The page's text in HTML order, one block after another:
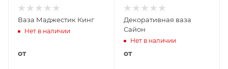
Ваза Маджестик Кинг
Нет в наличии
от
Декоративная ваза
Сайон
Нет в наличии
от